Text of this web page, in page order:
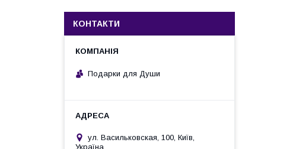
КОНТАКТИ
Подарки для Души
ул. Васильковская, 100, Київ,
Україна